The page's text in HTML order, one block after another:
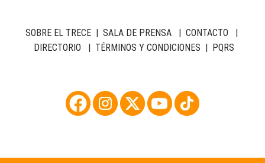
SOBRE EL TRECE| SALA DE PRENSA| CONTACTO |
DIRECTORIO | TÉRMINOS Y CONDICIONES | PQRS